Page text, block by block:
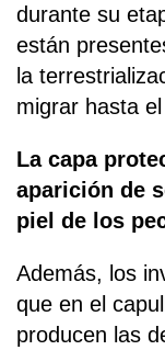
durante su
están
la
migrar hasta
La capa
aparición de
piel de los
Además, los
que en el
producen las